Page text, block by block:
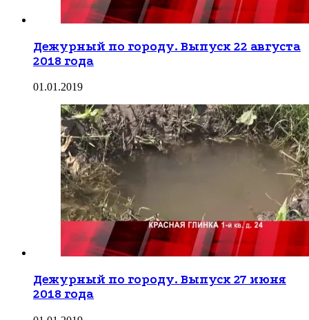
Дежурный по городу. Выпуск 22 августа
2018 года
01.01.2019
Дежурный по городу. Выпуск 27 июня
2018 года